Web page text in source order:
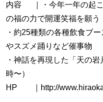
内容 ｜・今年一年の起こ
の福の力で開運笑福を願う
・約25種類の各種飲食ブ
やスズメ踊りなど催事物
・神話を再現した「天の
時〜）
HP ｜http://